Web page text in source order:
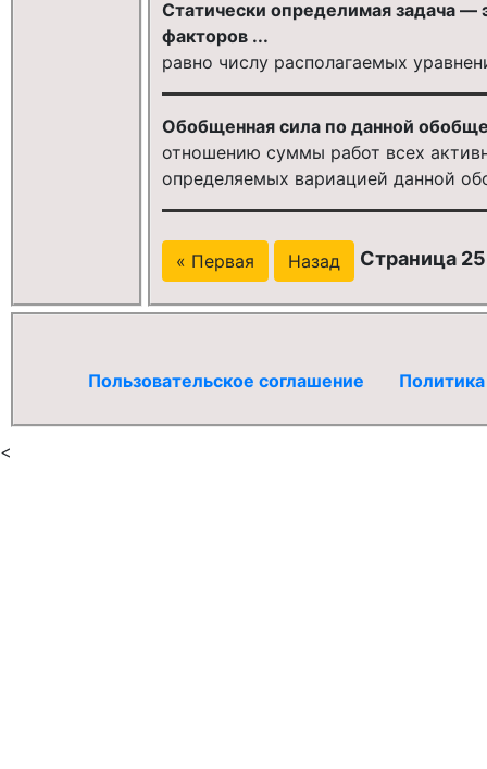
Статически определимая задача —
факторов ...
равно числу располагаемых
Обобщенная сила по данной
отношению суммы работ всех
определяемых вариацией данной
« Первая Назад Страница
Пользовательское соглашение
<